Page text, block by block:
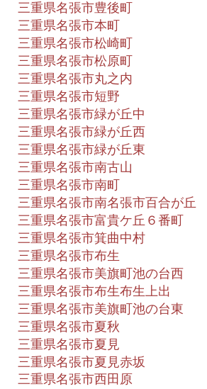
三重県名張市豊後町
三重県名張市本町
三重県名張市松崎町
三重県名張市松原町
三重県名張市丸之内
三重県名張市短野
三重県名張市緑が丘中
三重県名張市緑が丘西
三重県名張市緑が丘東
三重県名張市南古山
三重県名張市南町
三重県名張市南名張市百合が丘
三重県名張市富貴ケ丘６番町
三重県名張市箕曲中村
三重県名張市布生
三重県名張市美旗町池の台西
三重県名張市布生布生上出
三重県名張市美旗町池の台東
三重県名張市夏秋
三重県名張市夏見
三重県名張市夏見赤坂
三重県名張市西田原